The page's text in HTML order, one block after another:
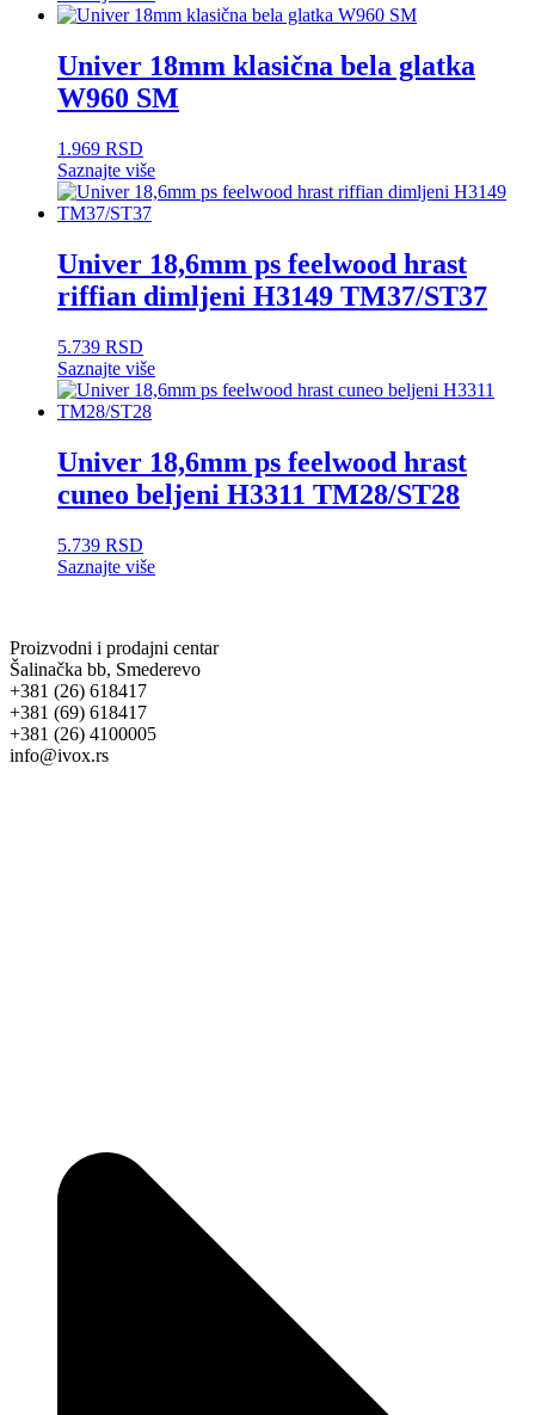
Univer 18mm klasična bela glatka
W960 SM
1.969 RSD
Saznajte više
Univer 18,6mm ps feelwood hrast
riffian dimljeni H3149 TM37/ST37
5.739 RSD
Saznajte više
Univer 18,6mm ps feelwood hrast
cuneo beljeni H3311 TM28/ST28
5.739 RSD
Saznajte više
Proizvodni i prodajni centar
Šalinačka bb, Smederevo
+381 (26) 618417
+381 (69) 618417
+381 (26) 4100005
info@ivox.rs